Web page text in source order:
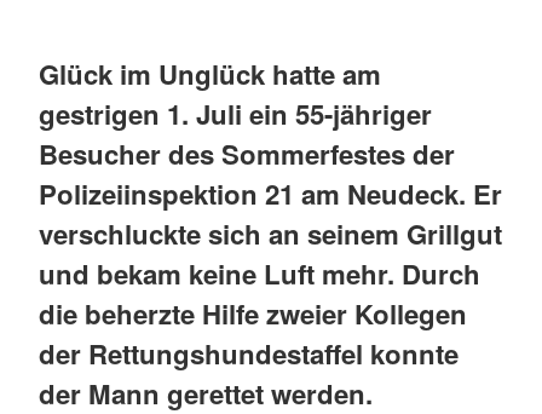
Glück im Unglück hatte am
gestrigen 1. Juli ein 55-jähriger
Besucher des Sommerfestes der
Polizeiinspektion 21 am Neudeck. Er
verschluckte sich an seinem Grillgut
und bekam keine Luft mehr. Durch
die beherzte Hilfe zweier Kollegen
der Rettungshundestaffel konnte
der Mann gerettet werden.